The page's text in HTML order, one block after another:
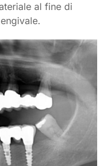
al fine di